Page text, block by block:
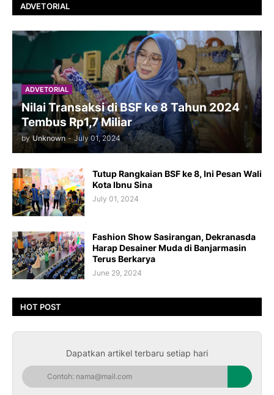
ADVETORIAL
ADVETORIAL
Nilai Transaksi di BSF ke 8 Tahun 2024
Tembus Rp1,7 Miliar
by Unknown - July 01, 2024
Tutup Rangkaian BSF ke 8, Ini Pesan Wali
Kota Ibnu Sina
July 01, 2024
Fashion Show Sasirangan, Dekranasda
Harap Desainer Muda di Banjarmasin
Terus Berkarya
June 29, 2024
HOT POST
Dapatkan artikel terbaru setiap hari